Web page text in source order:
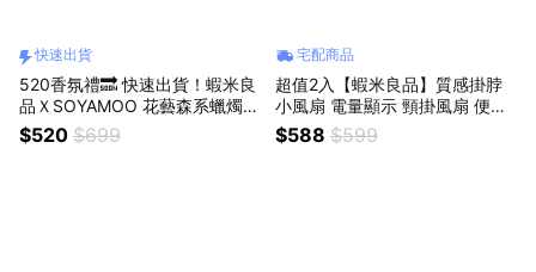
快速出貨
520香氛禮🔜 快速出貨！蝦米良
品ＸSOYAMOO 花藝森系蠟燭
送禮自用精美禮盒 聖誕節交換禮
物 情人節禮物 生日禮物 畢業禮
$520 $699
宅配商品
超值2入【蝦米良品】質感掛脖
小風扇 電量顯示 頸掛風扇 便攜
式 無葉小電扇 戶外露營 USB靜
音 宿舍桌上型 電風扇 情人節禮
$588 $599